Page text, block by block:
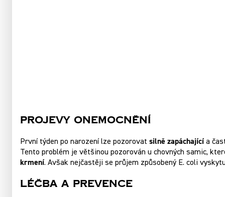
Projevy Onemocnění
První týden po narození lze pozorovat silně zapáchající a
Tento problém je většinou pozorován u chovných samic,
krmení. Avšak nejčastěji se průjem způsobený E. coli
Léčba A Prevence